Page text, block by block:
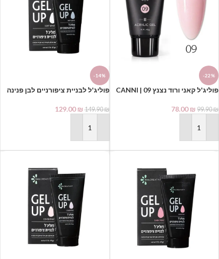
-22%
פוליג'ל קאני ורוד נצנץ 09 | CANNI
99.90₪
78.00₪
הוספה לסל
-14%
פוליג'ל לבניית ציפורניים לבן פנינה
149.90₪
129.00₪
הוספה לסל